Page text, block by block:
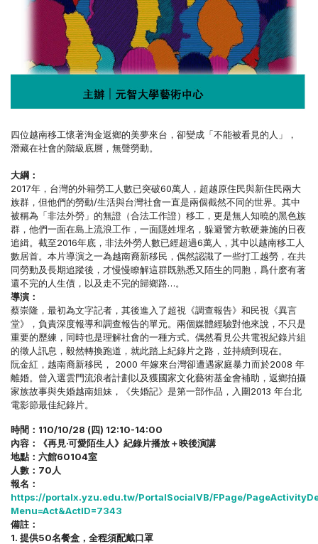
四位越南移工懷著淘金返鄉的美夢來台，卻變成「不能被看見的人」，
潛藏在社會的階級底層，無聲勞動。
大綱：
2017年，台灣的外籍勞工人數已突破60萬人，超越原住民與新住民兩大
族群，但他們的勞動/生活與台灣社會一直是兩個截然不同的世界。其中
被稱為「非法外勞」的無證（合法工作證）移工，更是無人知曉的黑色族
群，他們一面在島上流浪工作，一面隱姓埋名，躲避警方軟硬兼施的日夜
追緝。截至2016年底，非法外勞人數已經超過6萬人，其中以越南移工人
數居首。本片導演之一為越南裔新移民，偶然認識了一些打工越勞，在共
同勞動及長期追蹤後，才慢慢瞭解這群既熟悉又陌生的同胞，爲什麽有著
還不完的人生債，以及走不完的歸鄉路…。
導演：
蔡崇隆，最初為文字記者，其後進入了超視《調查報告》和民視《異言
堂》，負責深度報導和調查報告的單元。兩個媒體經驗對他來說，不只是
重要的歷練，同時也是理解社會的一種方式。偶然看見公共電視紀錄片組
的徵人訊息，毅然轉換跑道，就此踏上紀錄片之路，並持續到現在。
阮金紅，越南裔新移民， 2000 年嫁來台灣卻遭遇家庭暴力而於2008 年
離婚。曾入選雲門流浪者計劃以及獲國家文化藝術基金會補助，返鄉拍攝
家族故事與失婚越南姐妹，《失婚記》是第一部作品，入圍2013 年台北
電影節最佳紀錄片。
時間：110/10/28 (四) 12:10-14:00
內容：《再見‧可愛陌生人》紀錄片播放＋映後演講
地點：六館60104室
人數：70人
報名：
https://portalx.yzu.edu.tw/PortalSocialVB/FPage/
Menu=Act&ActID=7343
備註：
1. 提供50名餐盒，全程須配戴口罩